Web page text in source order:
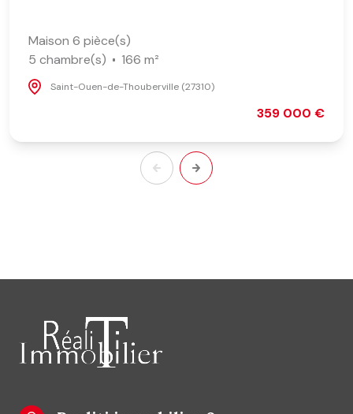
Maison 6 pièce(s)
5 chambre(s)
166 m²
Saint-Ouen-de-Thouberville (27310)
359 000 €